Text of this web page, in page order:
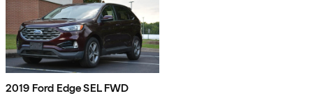
2019 Ford Edge SEL FWD